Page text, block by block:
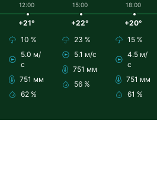
12:00
+21°
10 %
5.0 м/
с
751 мм
62 %
15:00
+22°
23 %
5.1 м/с
751 мм
56 %
18:00
+20°
15 %
4.5 м/
с
751 мм
61 %